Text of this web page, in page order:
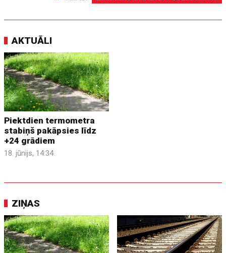
AKTUĀLI
Piektdien termometra
stabiņš pakāpsies līdz
+24 grādiem
18. jūnijs, 14:34
ZIŅAS